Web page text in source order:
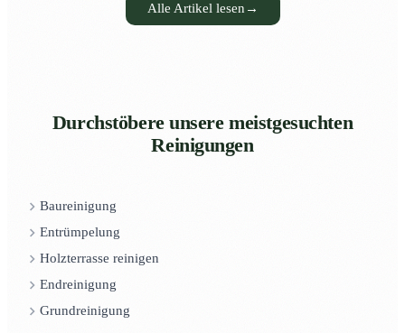
Alle Artikel lesen →
Durchstöbere unsere meistgesuchten
Reinigungen
Baureinigung
Entrümpelung
Holzterrasse reinigen
Endreinigung
Grundreinigung